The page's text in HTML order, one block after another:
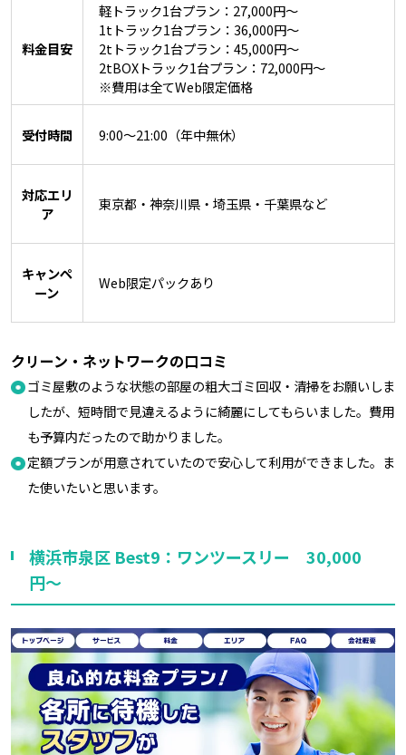
料金目安
軽トラック1台プラン：27,000円〜
1tトラック1台プラン：36,000円〜
2tトラック1台プラン：45,000円〜
2tBOXトラック1台プラン：72,000円〜
※費用は全てWeb限定価格
受付時間 9:00〜21:00（年中無休）
対応エリ
ア
東京都・神奈川県・埼玉県・千葉県など
キャンペ
ーン
Web限定パックあり
クリーン・ネットワークの口コミ
ゴミ屋敷のような状態の部屋の粗大ゴミ回収・清掃をお願いしま
したが、短時間で見違えるように綺麗にしてもらいました。費用
も予算内だったので助かりました。
定額プランが用意されていたので安心して利用ができました。ま
た使いたいと思います。
横浜市泉区 Best9：ワンツースリー 30,000
円～